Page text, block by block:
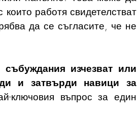
работя свидетелстват
да се съгласите, че не
събуждания изчезват или
и затвърди навици за
ключовия въпрос за един